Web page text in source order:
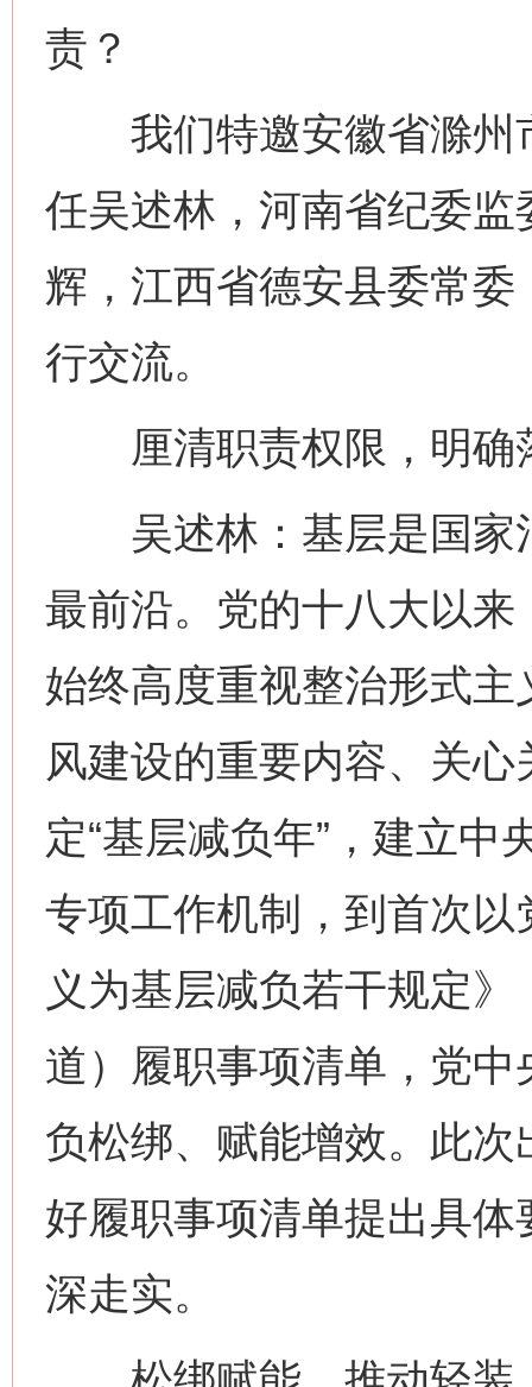
责？
我们特邀安徽省滁州
任吴述林，河南省纪委
辉，江西省德安县委常
行交流。
厘清职责权限，明确
吴述林：基层是国家
最前沿。党的十八大以
始终高度重视整治形式
风建设的重要内容、关
定“基层减负年”，建立
专项工作机制，到首次
义为基层减负若干规定
道）履职事项清单，党中
负松绑、赋能增效。此
好履职事项清单提出具
深走实。